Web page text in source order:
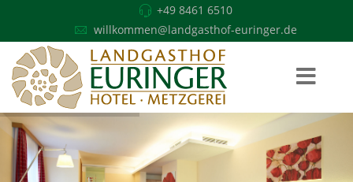
+49 8461 6510
willkommen@landgasthof-euringer.de